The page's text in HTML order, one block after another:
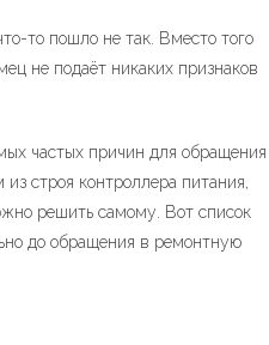
то пошло не так. Вместо того
не подаёт никаких признаков
частых причин для обращения
строя контроллера питания,
решить самому. Вот список
до обращения в ремонтную